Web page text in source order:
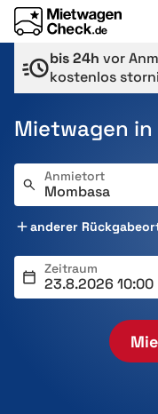
bis 24h vor
kostenlos
Mietwagen
Anmietort
anderer
Zeitraum